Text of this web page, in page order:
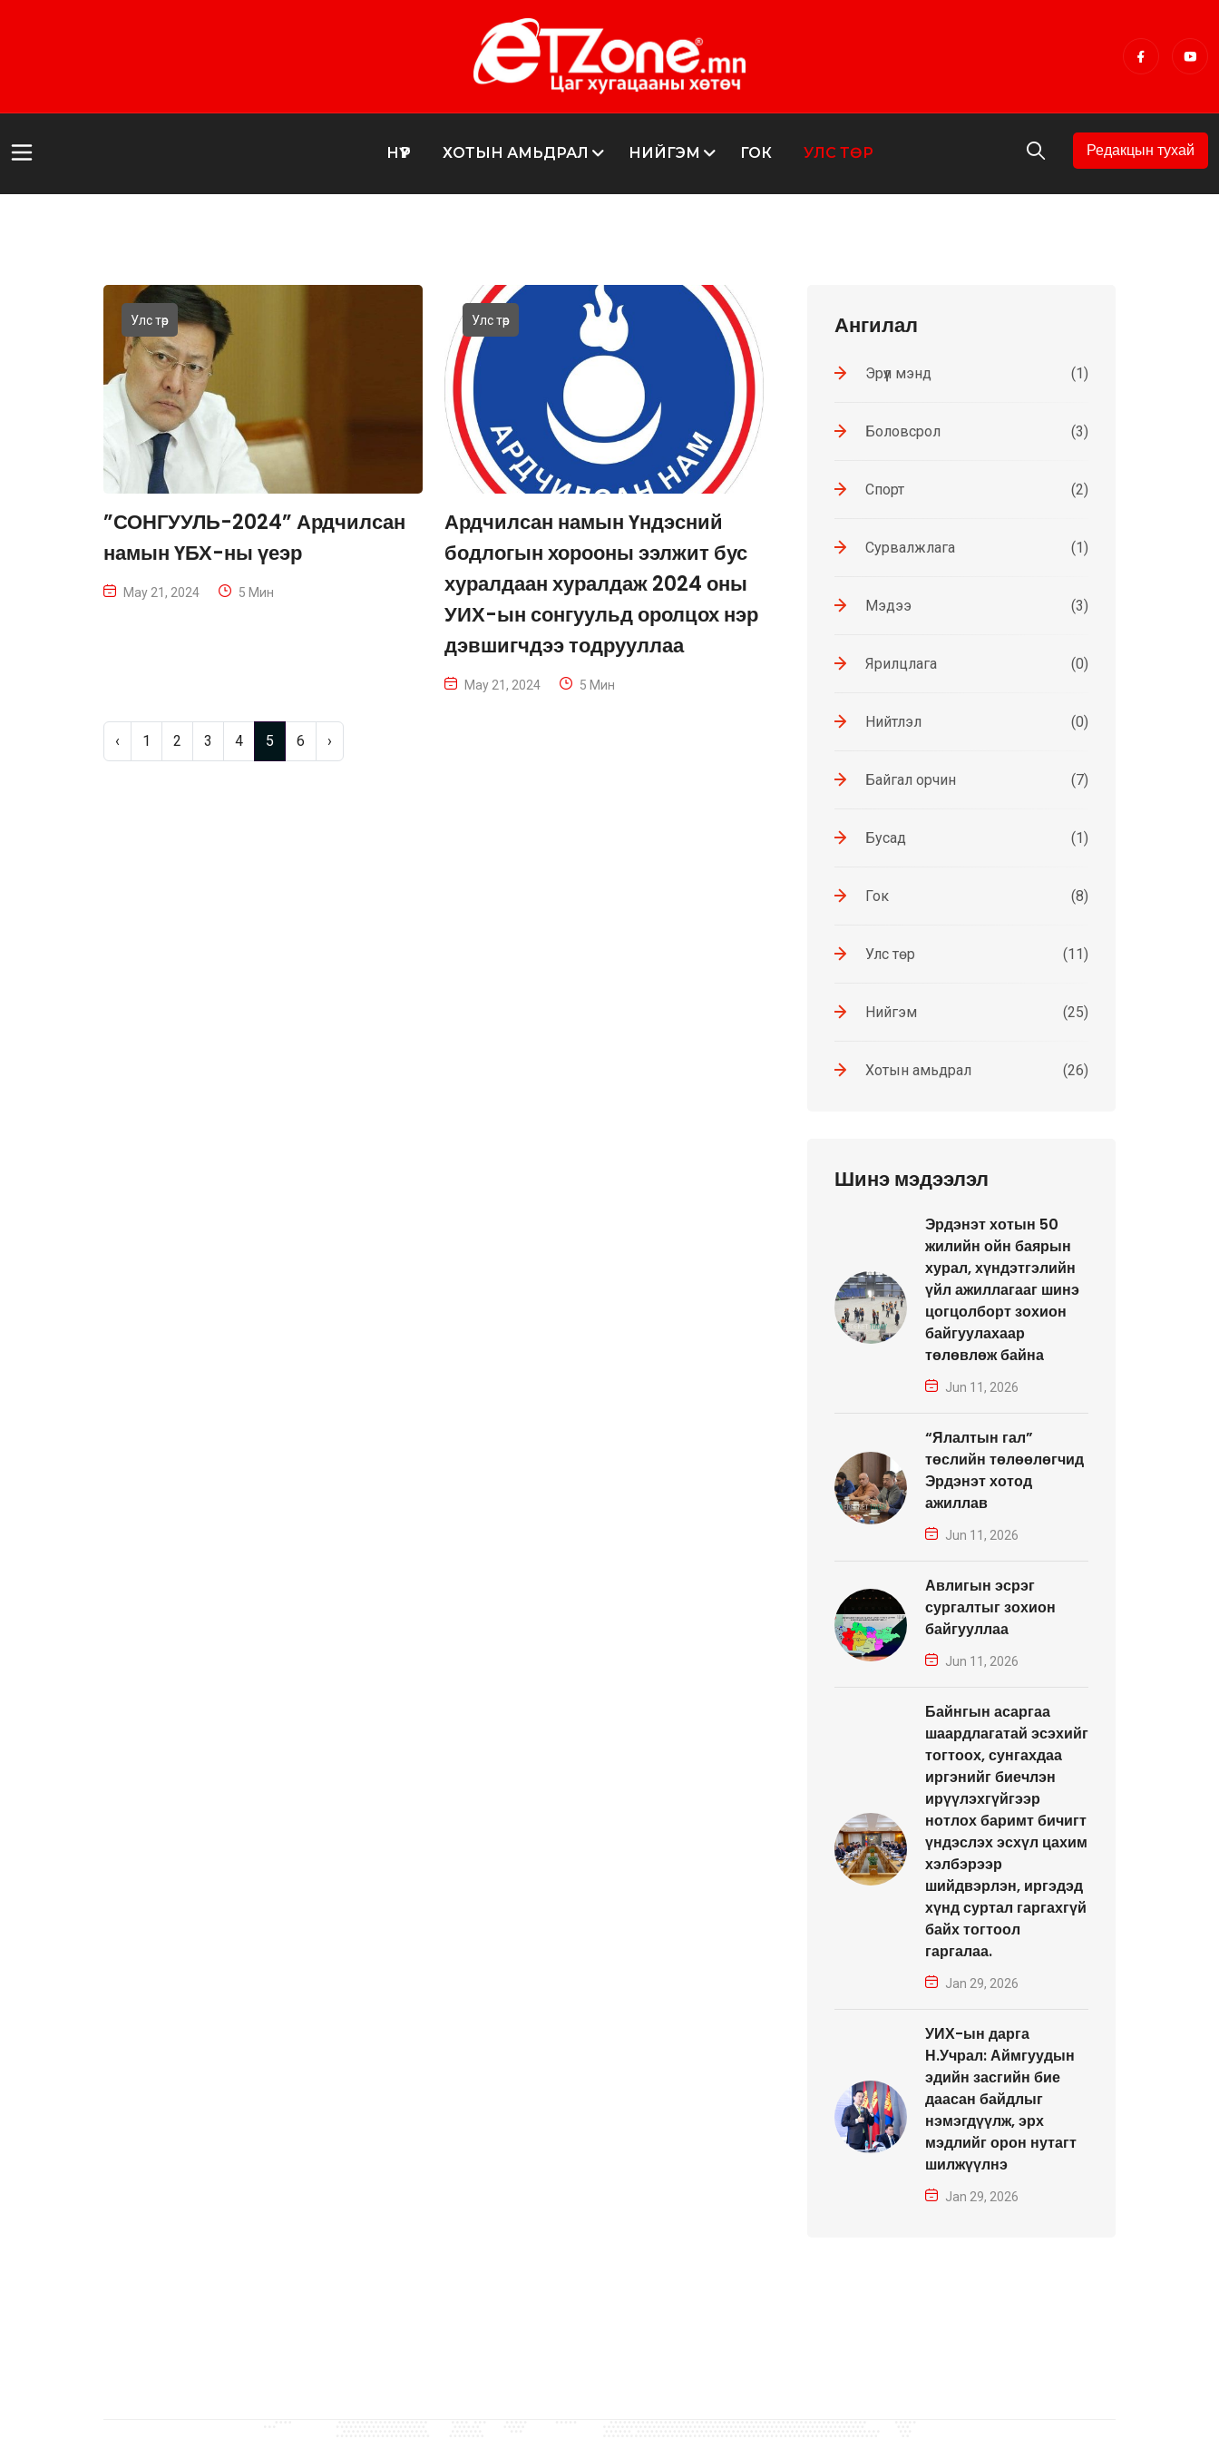
НҮҮР ХОТЫН АМЬДРАЛ НИЙГЭМ ГОК УЛС ТӨР Редакцын тухай
Улс төр
”СОНГУУЛЬ-2024” Ардчилсан
намын ҮБХ-ны үеэр
May 21, 2024 5 Мин
Улс төр
Ардчилсан намын Үндэсний
бодлогын хорооны ээлжит бус
хуралдаан хуралдаж 2024 оны
УИХ-ын сонгуульд оролцох нэр
дэвшигчдээ тодрууллаа
May 21, 2024 5 Мин
‹ 1 2 3 4 5 6 ›
Ангилал
Эрүүл мэнд (1)
Боловсрол (3)
Спорт (2)
Сурвалжлага (1)
Мэдээ (3)
Ярилцлага (0)
Нийтлэл (0)
Байгал орчин (7)
Бусад (1)
Гок (8)
Улс төр (11)
Нийгэм (25)
Хотын амьдрал (26)
Шинэ мэдээлэл
Эрдэнэт хотын 50
жилийн ойн баярын
хурал, хүндэтгэлийн
үйл ажиллагааг шинэ
цогцолборт зохион
байгуулахаар
төлөвлөж байна
Jun 11, 2026
“Ялалтын гал”
төслийн төлөөлөгчид
Эрдэнэт хотод
ажиллав
Jun 11, 2026
Авлигын эсрэг
сургалтыг зохион
байгууллаа
Jun 11, 2026
Байнгын асаргаа
шаардлагатай эсэхийг
тогтоох, сунгахдаа
иргэнийг биечлэн
ирүүлэхгүйгээр
нотлох баримт бичигт
үндэслэх эсхүл цахим
хэлбэрээр
шийдвэрлэн, иргэдэд
хүнд суртал гаргахгүй
байх тогтоол
гаргалаа.
Jan 29, 2026
УИХ-ын дарга
Н.Учрал: Аймгуудын
эдийн засгийн бие
даасан байдлыг
нэмэгдүүлж, эрх
мэдлийг орон нутагт
шилжүүлнэ
Jan 29, 2026